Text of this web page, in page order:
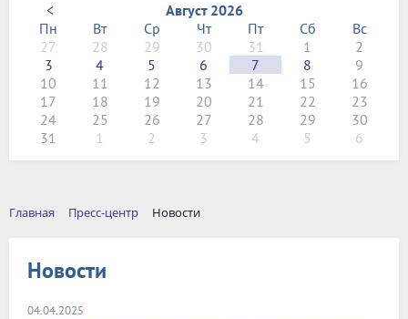
<
Август 2026
Пн
Вт Ср Чт Пт Сб
Вс
27
28 29 30 31 1
2
3
4 5 6 7 8
9
10
11 12 13 14 15
16
17
18 19 20 21 22
23
24
25 26 27 28 29
30
31
1 2 3 4 5 6
Главная Пресс-центр Новости
Новости
04.04.2025